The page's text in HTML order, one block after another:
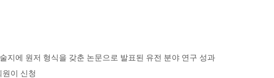
지에 원저 형식을 갖춘 논문으로 발표된 유전 분야 연구 성과
이 신청